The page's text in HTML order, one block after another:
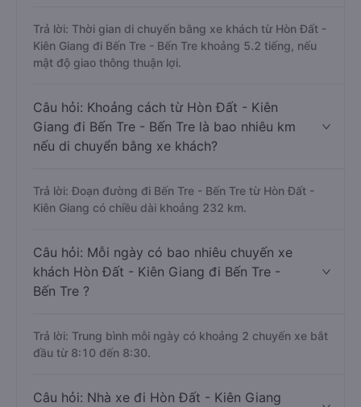
Trả lời: Thời gian di chuyển bằng xe khách từ Hòn Đất -
Kiên Giang đi Bến Tre - Bến Tre khoảng 5.2 tiếng, nếu
mật độ giao thông thuận lợi.
Câu hỏi: Khoảng cách từ Hòn Đất - Kiên
Giang đi Bến Tre - Bến Tre là bao nhiêu km
nếu di chuyển bằng xe khách?
Trả lời: Đoạn đường đi Bến Tre - Bến Tre từ Hòn Đất -
Kiên Giang có chiều dài khoảng 232 km.
Câu hỏi: Mỗi ngày có bao nhiêu chuyến xe
khách Hòn Đất - Kiên Giang đi Bến Tre -
Bến Tre ?
Trả lời: Trung bình mỗi ngày có khoảng 2 chuyến xe bắt
đầu từ 8:10 đến 8:30.
Câu hỏi: Nhà xe đi Hòn Đất - Kiên Giang